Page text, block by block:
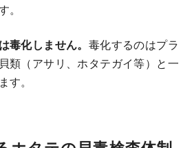
毒化しません。 毒化するのはプラ
類（アサリ、ホタテガイ等）と一
す。